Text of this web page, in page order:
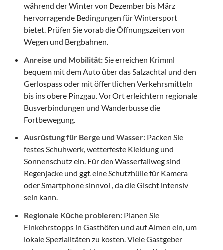
während der Winter von Dezember bis März
hervorragende Bedingungen für Wintersport
bietet. Prüfen Sie vorab die Öffnungszeiten von
Wegen und Bergbahnen.
Anreise und Mobilität: Sie erreichen Krimml
bequem mit dem Auto über das Salzachtal und den
Gerlospass oder mit öffentlichen Verkehrsmitteln
bis ins obere Pinzgau. Vor Ort erleichtern regionale
Busverbindungen und Wanderbusse die
Fortbewegung.
Ausrüstung für Berge und Wasser: Packen Sie
festes Schuhwerk, wetterfeste Kleidung und
Sonnenschutz ein. Für den Wasserfallweg sind
Regenjacke und ggf. eine Schutzhülle für Kamera
oder Smartphone sinnvoll, da die Gischt intensiv
sein kann.
Regionale Küche probieren: Planen Sie
Einkehrstopps in Gasthöfen und auf Almen ein, um
lokale Spezialitäten zu kosten. Viele Gastgeber